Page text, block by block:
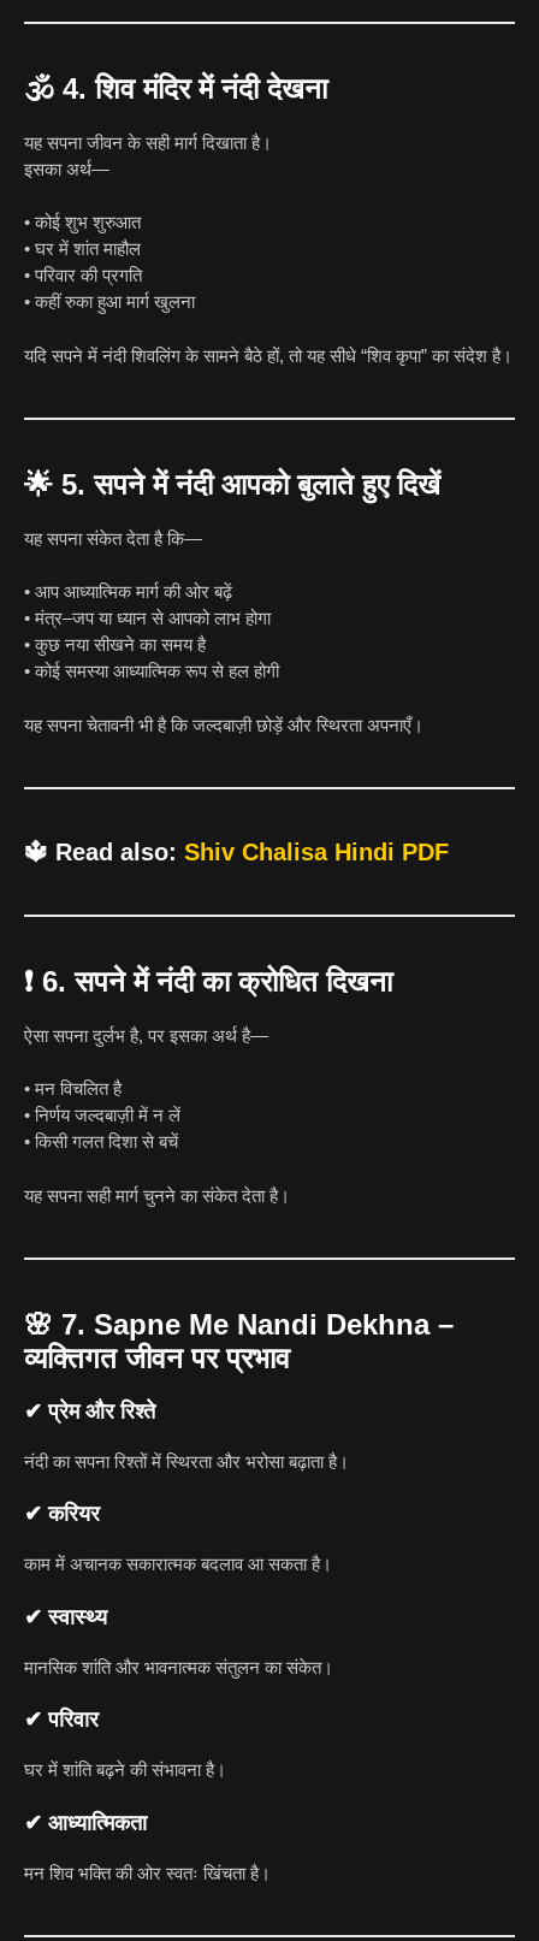
🕉 4. शिव मंदिर में नंदी देखना
यह सपना जीवन के सही मार्ग दिखाता है।
इसका अर्थ—
• कोई शुभ शुरुआत
• घर में शांत माहौल
• परिवार की प्रगति
• कहीं रुका हुआ मार्ग खुलना
यदि सपने में नंदी शिवलिंग के सामने बैठे हों, तो यह सीधे “शिव कृपा” का संदेश है।
🌟 5. सपने में नंदी आपको बुलाते हुए दिखें
यह सपना संकेत देता है कि—
• आप आध्यात्मिक मार्ग की ओर बढ़ें
• मंत्र–जप या ध्यान से आपको लाभ होगा
• कुछ नया सीखने का समय है
• कोई समस्या आध्यात्मिक रूप से हल होगी
यह सपना चेतावनी भी है कि जल्दबाज़ी छोड़ें और स्थिरता अपनाएँ।
🔱 Read also: Shiv Chalisa Hindi PDF
❗ 6. सपने में नंदी का क्रोधित दिखना
ऐसा सपना दुर्लभ है, पर इसका अर्थ है—
• मन विचलित है
• निर्णय जल्दबाज़ी में न लें
• किसी गलत दिशा से बचें
यह सपना सही मार्ग चुनने का संकेत देता है।
🌸 7. Sapne Me Nandi Dekhna –
व्यक्तिगत जीवन पर प्रभाव
✔ प्रेम और रिश्ते
नंदी का सपना रिश्तों में स्थिरता और भरोसा बढ़ाता है।
✔ करियर
काम में अचानक सकारात्मक बदलाव आ सकता है।
✔ स्वास्थ्य
मानसिक शांति और भावनात्मक संतुलन का संकेत।
✔ परिवार
घर में शांति बढ़ने की संभावना है।
✔ आध्यात्मिकता
मन शिव भक्ति की ओर स्वतः खिंचता है।